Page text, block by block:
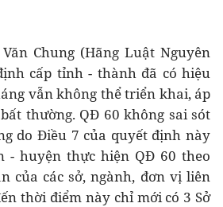
Chung (Hãng Luật Nguyên
cấp tỉnh - thành đã có hiệu
vẫn không thể triển khai, áp
thường. QĐ 60 không sai sót
do Điều 7 của quyết định này
- huyện thực hiện QĐ 60 theo
của các sở, ngành, đơn vị liên
thời điểm này chỉ mới có 3 Sở